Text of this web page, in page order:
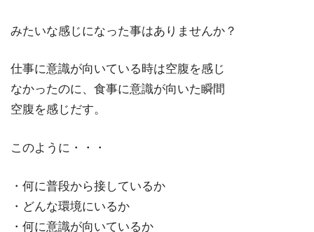
みたいな感じになった事はありませんか？
仕事に意識が向いている時は空腹を感じ
なかったのに、食事に意識が向いた瞬間
空腹を感じだす。
このように・・・
・何に普段から接しているか
・どんな環境にいるか
・何に意識が向いているか